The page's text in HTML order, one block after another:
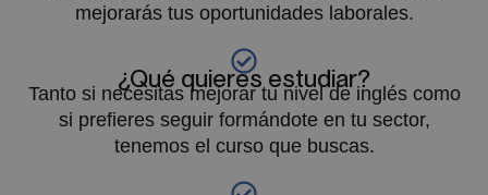
mejorarás tus oportunidades laborales.
¿Qué quieres estudiar?
Tanto si necesitas mejorar tu nivel de inglés como
si prefieres seguir formándote en tu sector,
tenemos el curso que buscas.